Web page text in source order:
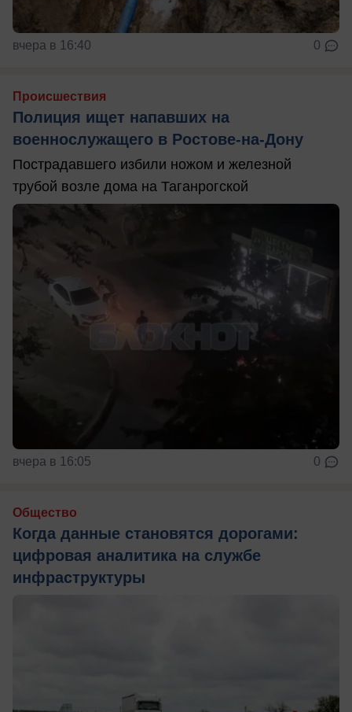
вчера в 16:40 0
Происшествия
Полиция ищет напавших на
военнослужащего в Ростове-на-Дону
Пострадавшего избили ножом и железной
трубой возле дома на Таганрогской
вчера в 16:05 0
Общество
Когда данные становятся дорогами:
цифровая аналитика на службе
инфраструктуры